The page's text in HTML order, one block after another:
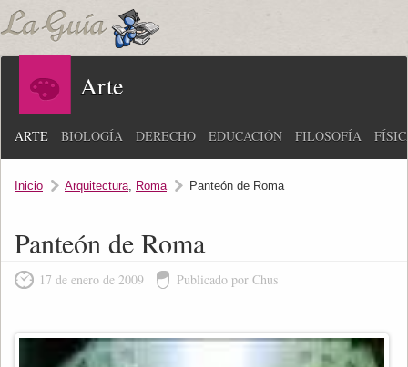
Arte
ARTE BIOLOGÍA DERECHO EDUCACIÓN FILOSOFÍA
Inicio Arquitectura, Roma Panteón de Roma
Panteón de Roma
17 de enero de 2009 Publicado por Chus